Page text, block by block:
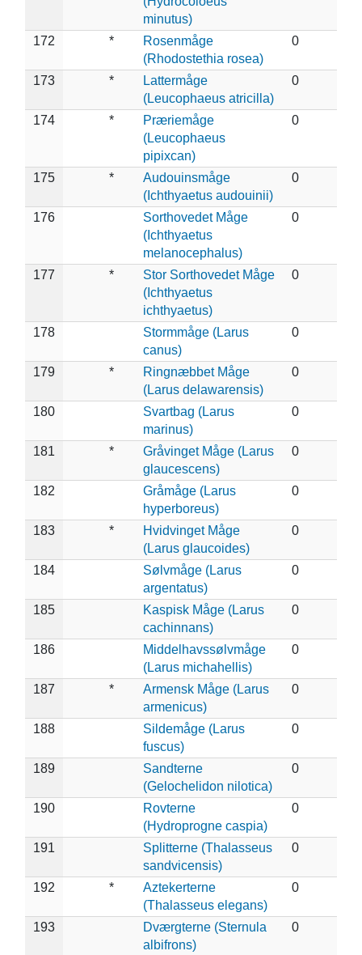
minutus)
172 *
Rosenmåge
(Rhodostethia rosea)
0
173 *
Lattermåge
(Leucophaeus atricilla)
0
174 *
Præriemåge
(Leucophaeus
pipixcan)
0
175 *
Audouinsmåge
(Ichthyaetus audouinii)
0
176
Sorthovedet Måge
(Ichthyaetus
melanocephalus)
0
177 *
Stor Sorthovedet Måge
(Ichthyaetus
ichthyaetus)
0
178
Stormmåge (Larus
canus)
0
179 *
Ringnæbbet Måge
(Larus delawarensis)
0
180
Svartbag (Larus
marinus)
0
181 *
Gråvinget Måge (Larus
glaucescens)
0
182
Gråmåge (Larus
hyperboreus)
0
183 *
Hvidvinget Måge
(Larus glaucoides)
0
184
Sølvmåge (Larus
argentatus)
0
185
Kaspisk Måge (Larus
cachinnans)
0
186
Middelhavssølvmåge
(Larus michahellis)
0
187 *
Armensk Måge (Larus
armenicus)
0
188
Sildemåge (Larus
fuscus)
0
189
Sandterne
(Gelochelidon nilotica)
0
190
Rovterne
(Hydroprogne caspia)
0
191
Splitterne (Thalasseus
sandvicensis)
0
192 *
Aztekerterne
(Thalasseus elegans)
0
193
Dværgterne (Sternula
albifrons)
0